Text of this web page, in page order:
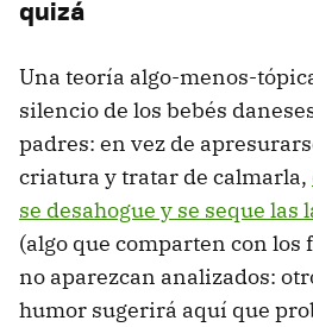
quizá
Una teoría algo-menos-
silencio de los bebés
padres: en vez de
criatura y tratar de calmarla,
se desahogue y se seque
(algo que comparten con los
no aparezcan analizados:
humor sugerirá aquí que